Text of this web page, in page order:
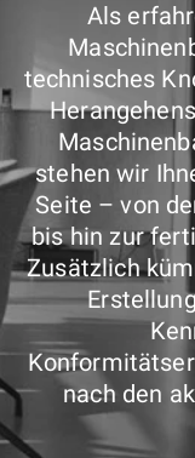
Als
technisches
stehen wir
Seite – von
bis hin zur
Zusätzlich
nach den